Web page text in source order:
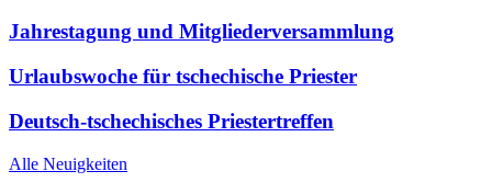
Jahrestagung und Mitgliederversammlung
Urlaubswoche für tschechische Priester
Deutsch-tschechisches Priestertreffen
Alle Neuigkeiten